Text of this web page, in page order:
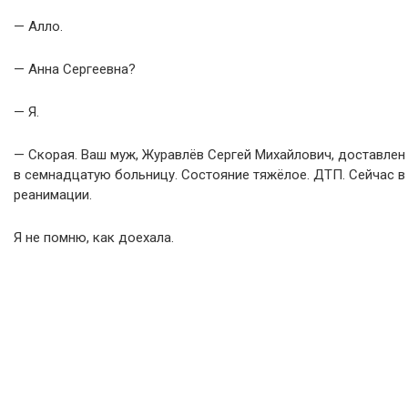
— Алло.
— Анна Сергеевна?
— Я.
— Скорая. Ваш муж, Журавлёв Сергей Михайлович, доставлен
в семнадцатую больницу. Состояние тяжёлое. ДТП. Сейчас в
реанимации.
Я не помню, как доехала.